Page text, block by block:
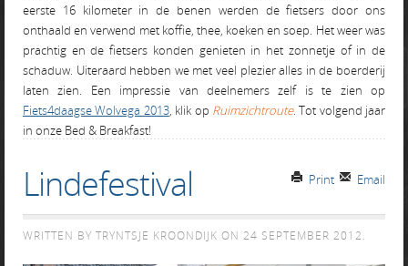
eerste 16 kilometer in de benen werden de fietsers door ons
onthaald en verwend met koffie, thee, koeken en soep. Het weer was
prachtig en de fietsers konden genieten in het zonnetje of in de
schaduw. Uiteraard hebben we met veel plezier alles in de boerderij
laten zien. Een impressie van deelnemers zelf is te zien op
Fiets4daagse Wolvega 2013, klik op Ruimzichtroute. Tot volgend jaar
in onze Bed & Breakfast!
Email
Print
Lindefestival
WRITTEN BY TRYNTSJE KROONDIJK ON 24 SEPTEMBER 2012.